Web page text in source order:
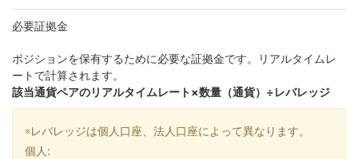
必要証拠⾦
ポジションを保有するために必要な証拠⾦です。リアルタイムレ
ートで計算されます。
該当通貨ペアのリアルタイムレート×数量（通貨）÷レバレッジ
※レバレッジは個人口座、法人口座によって異なります。
個人: